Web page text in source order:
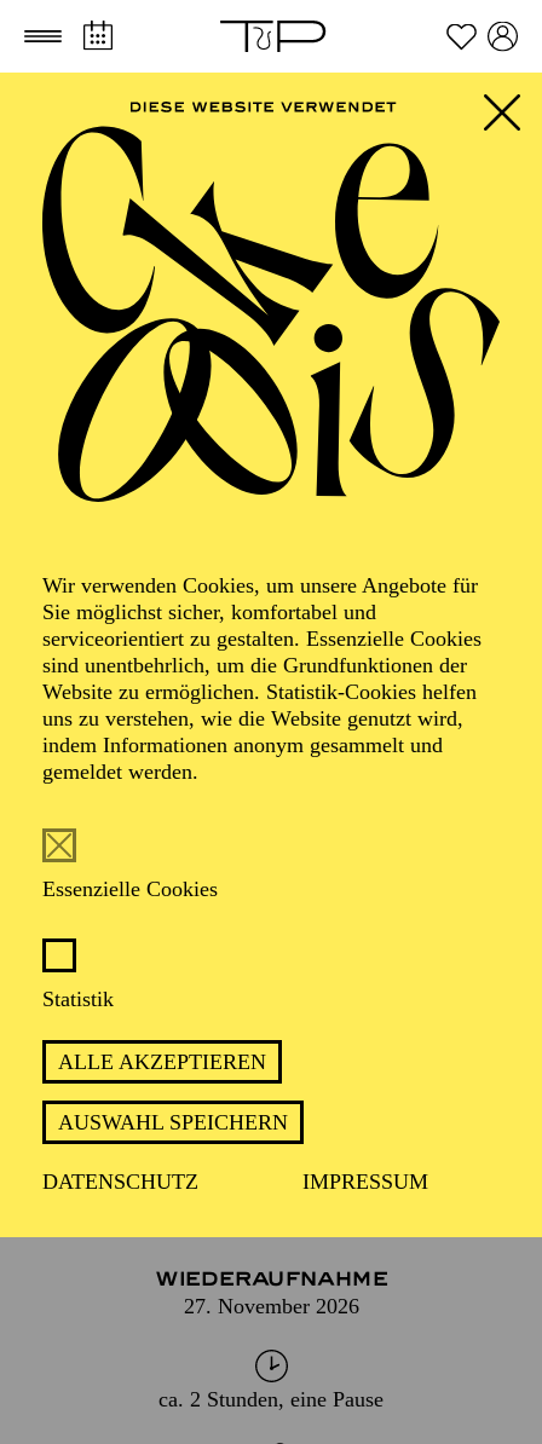
Zum Hauptinhalt springen Zum Footer springen
Wir verwenden Cookies, um unsere Angebote für
Sie möglichst sicher, komfortabel und
serviceorientiert zu gestalten. Essenzielle Cookies
sind unentbehrlich, um die Grundfunktionen der
Website zu ermöglichen. Statistik-Cookies helfen
uns zu verstehen, wie die Website genutzt wird,
indem Informationen anonym gesammelt und
gemeldet werden.
Essenzielle Cookies
Statistik
ALLE AKZEPTIEREN
AUSWAHL SPEICHERN
DATENSCHUTZ IMPRESSUM
AALTO BALLETT
Tanz­hommage an
Queen
Tanzstück von Ben Van Cauwenbergh
Musik von Queen
ERLEBEN SIE HITS WIE „WE WILL
UND „BOHEMIAN RHAPSODY“ MIT
AUGEN UND OHREN NEU!
PREMIERE
WIEDERAUFNAHME
27. November 2026
ca. 2 Stunden, eine Pause